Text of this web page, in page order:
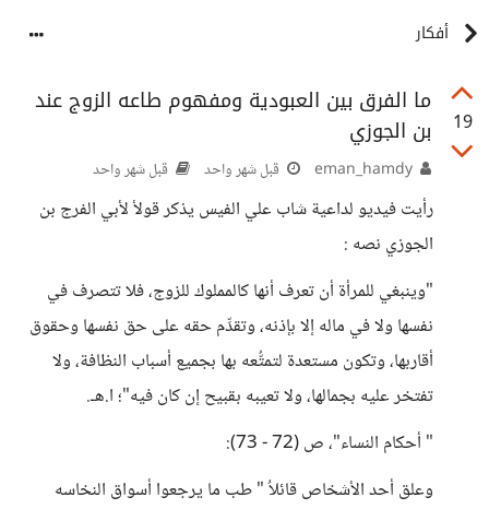
أفكار
19
ما الفرق بين العبودية ومفهوم طاعه الزوج عند
بن الجوزي
قبل شهر واحد قبل شهر واحد
رأيت فيديو لداعية شاب علي الفيس يذكر قولأ لأبي الفرج بن
الجوزي نصه :
"وينبغي للمرأة أن تعرف أنها كالمملوك للزوج، فلا تتصرف في
نفسها ولا في ماله إلا بإذنه، وتقدِّم حقه على حق نفسها وحقوق
أقاربها، وتكون مستعدة لتمتُّعه بها بجميع أسباب النظافة، ولا
تفتخر عليه بجمالها، ولا تعيبه بقبيح إن كان فيه"؛ ا.هـ.
" أحكام النساء"، ص (72 - 73):
وعلق أحد الأشخاص قائلاُ " طب ما يرجعوا أسواق النخاسه